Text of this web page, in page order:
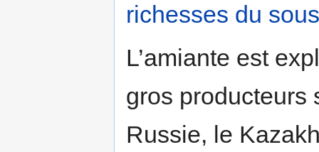
richesses du
L’amiante est
gros producteurs
Russie, le